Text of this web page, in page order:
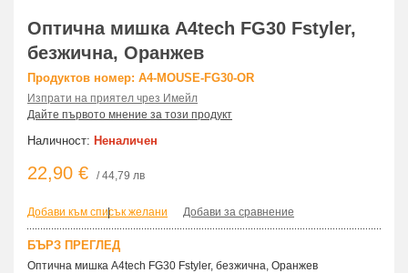
Оптична мишка A4tech FG30 Fstyler,
безжична, Оранжев
Продуктов номер: A4-MOUSE-FG30-OR
Изпрати на приятел чрез Имейл
Дайте първото мнение за този продукт
Наличност: Неналичен
22,90 € / 44,79 лв
Добави към списък желани
| Добави за сравнение
БЪРЗ ПРЕГЛЕД
Оптична мишка A4tech FG30 Fstyler, безжична, Оранжев